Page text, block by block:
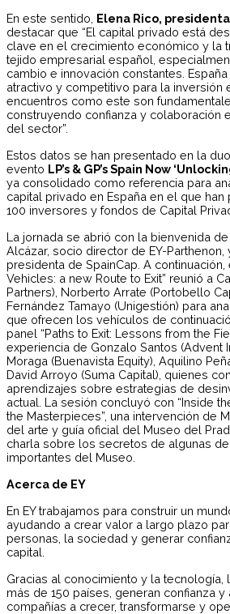
En este sentido, Elena Rico,
destacar que “El capital privado está
clave en el crecimiento económico y la
tejido empresarial español,
cambio e innovación constantes.
atractivo y competitivo para la inversión
encuentros como este son
construyendo confianza y colaboración
del sector”.
Estos datos se han presentado en la
evento LP’s & GP’s Spain Now
ya consolidado como referencia para
capital privado en España en el que
100 inversores y fondos de Capital
La jornada se abrió con la bienvenida
Alcázar, socio director de EY-Parthenon,
presidenta de SpainCap. A continuación,
Vehicles: a new Route to Exit” reunió a
Partners), Norberto Arrate (Portobello
Fernández Tamayo (Unigestión) para
que ofrecen los vehículos de
panel “Paths to Exit: Lessons from the
experiencia de Gonzalo Santos (Advent
Moraga (Buenavista Equity), Aquilino
David Arroyo (Suma Capital), quienes
aprendizajes sobre estrategias de
actual. La sesión concluyó con “Inside
the Masterpieces”, una intervención de
del arte y guía oficial del Museo del
charla sobre los secretos de algunas
importantes del Museo.
Acerca de EY
En EY trabajamos para construir un
ayudando a crear valor a largo plazo
personas, la sociedad y generar
capital.
Gracias al conocimiento y la tecnología,
más de 150 países, generan confianza y
compañías a crecer, transformarse y